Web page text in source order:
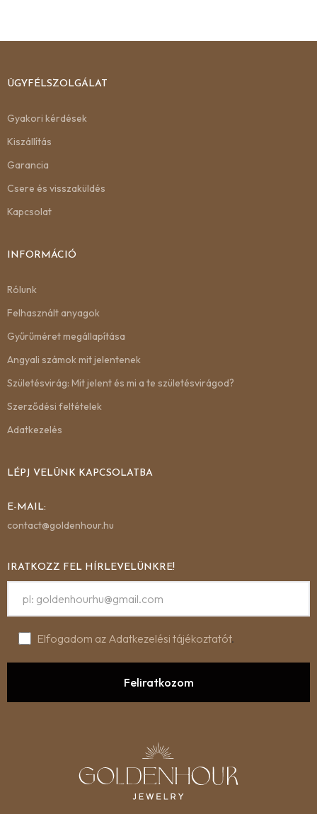
ÜGYFÉLSZOLGÁLAT
Gyakori kérdések
Kiszállítás
Garancia
Csere és visszaküldés
Kapcsolat
INFORMÁCIÓ
Rólunk
Felhasznált anyagok
Gyűrűméret megállapítása
Angyali számok mit jelentenek
Születésvirág: Mit jelent és mi a te születésvirágod?
Szerződési feltételek
Adatkezelés
LÉPJ VELÜNK KAPCSOLATBA
E-MAIL:
contact@goldenhour.hu
IRATKOZZ FEL HÍRLEVELÜNKRE!
Elfogadom az Adatkezelési tájékoztatót.